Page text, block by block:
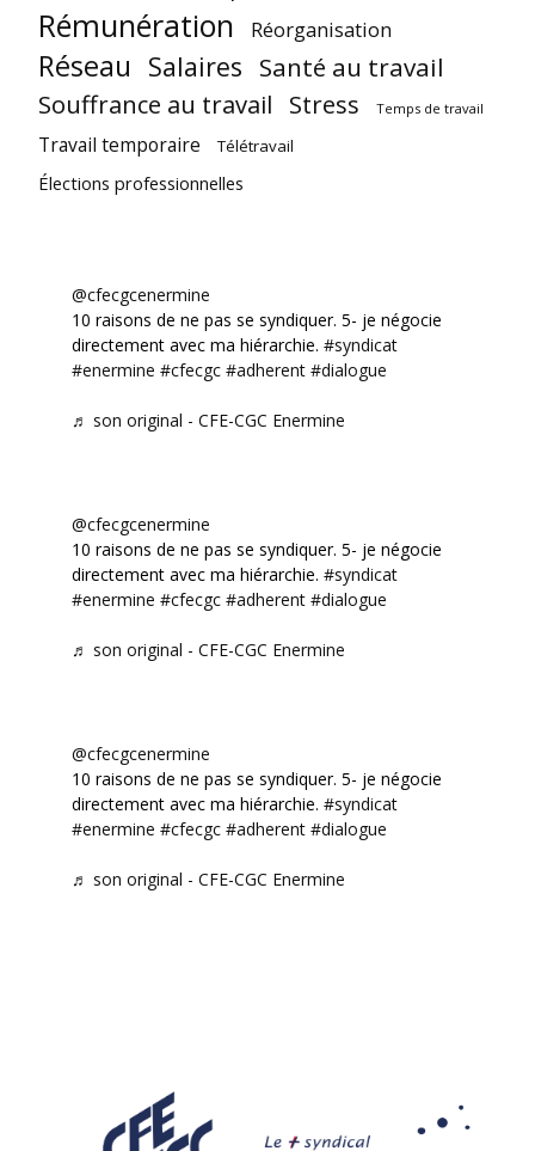
Rémunération Réorganisation
Réseau Salaires Santé au travail
Souffrance au travail Stress Temps de travail
Travail temporaire Télétravail
Élections professionnelles
@cfecgcenermine
10 raisons de ne pas se syndiquer. 5- je négocie
directement avec ma hiérarchie. #syndicat
#enermine #cfecgc #adherent #dialogue
♬ son original - CFE-CGC Enermine
@cfecgcenermine
10 raisons de ne pas se syndiquer. 5- je négocie
directement avec ma hiérarchie. #syndicat
#enermine #cfecgc #adherent #dialogue
♬ son original - CFE-CGC Enermine
@cfecgcenermine
10 raisons de ne pas se syndiquer. 5- je négocie
directement avec ma hiérarchie. #syndicat
#enermine #cfecgc #adherent #dialogue
♬ son original - CFE-CGC Enermine